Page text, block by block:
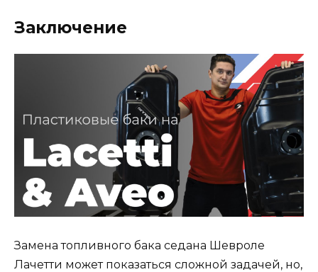
Заключение
Замена топливного бака седана Шевроле
Лачетти может показаться сложной задачей, но,